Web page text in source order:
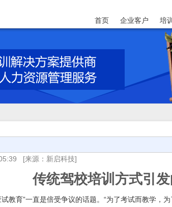
首页 企业客户 培
[来源：新启科技]
传统驾校培训方式引
育”一直是倍受争议的话题。“为了考试而教学，